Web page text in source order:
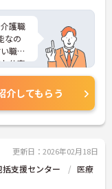
護職
なの
職場
仕事
ント
い。
介してもらう
更新日：2026年02月18日
支援センター
医療